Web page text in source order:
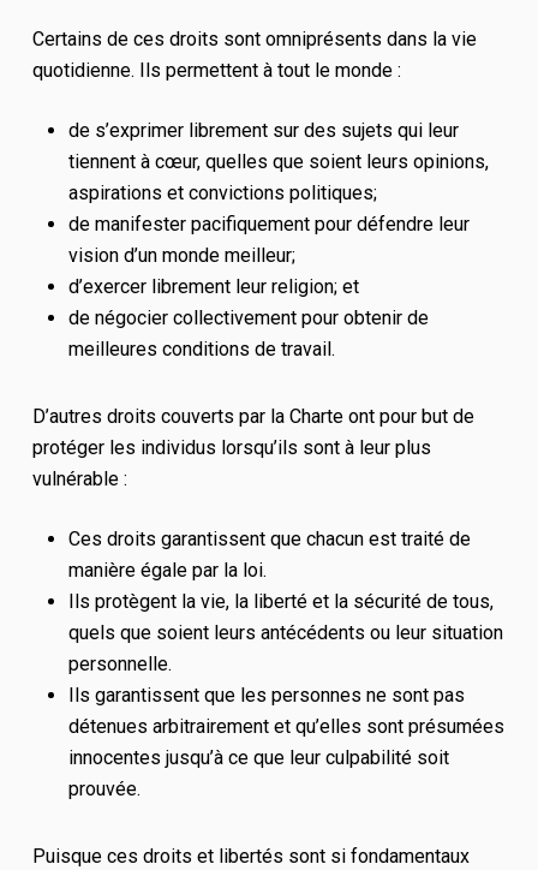
Certains de ces droits sont omniprésents dans la vie
quotidienne. Ils permettent à tout le monde :
de s’exprimer librement sur des sujets qui leur
tiennent à cœur, quelles que soient leurs opinions,
aspirations et convictions politiques;
de manifester pacifiquement pour défendre leur
vision d’un monde meilleur;
d’exercer librement leur religion; et
de négocier collectivement pour obtenir de
meilleures conditions de travail.
D’autres droits couverts par la Charte ont pour but de
protéger les individus lorsqu’ils sont à leur plus
vulnérable :
Ces droits garantissent que chacun est traité de
manière égale par la loi.
Ils protègent la vie, la liberté et la sécurité de tous,
quels que soient leurs antécédents ou leur situation
personnelle.
Ils garantissent que les personnes ne sont pas
détenues arbitrairement et qu’elles sont présumées
innocentes jusqu’à ce que leur culpabilité soit
prouvée.
Puisque ces droits et libertés sont si fondamentaux